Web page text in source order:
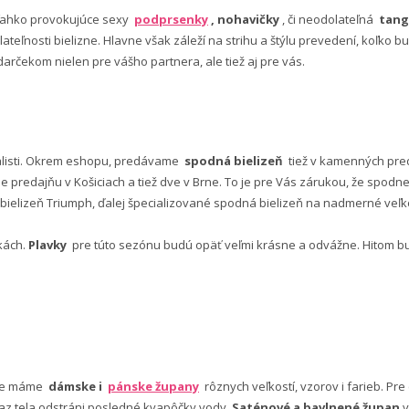
provokujúce sexy podprsenky , nohavičky , či neodolateľná
bielizne. Hlavne však záleží na strihu a štýlu prevedení, koľko
nielen pre vášho partnera, ale tiež aj pre vás.
Okrem eshopu, predávame spodná bielizeň tiež v kamenných
predajňu v Košiciach a tiež dve v Brne. To je pre Vás zárukou, že
Triumph, ďalej špecializované spodná bielizeň na nadmerné
Plavky pre túto sezónu budú opäť veľmi krásne a odvážne. Hitom
máme dámske i pánske župany rôznych veľkostí, vzorov i farieb.